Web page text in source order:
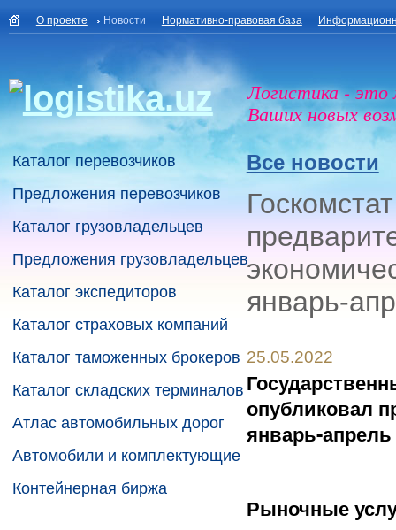
О проекте Новости Нормативно-правовая база
Логистика - это
Ваших новых
Каталог перевозчиков
Предложения перевозчиков
Каталог грузовладельцев
Предложения грузовладельцев
Каталог экспедиторов
Каталог страховых компаний
Каталог таможенных брокеров
Каталог складских терминалов
Атлас автомобильных дорог
Автомобили и комплектующие
Контейнерная биржа
Все новости
январь-
25.05.2022
опубликовал
январь-апрель
Рыночные